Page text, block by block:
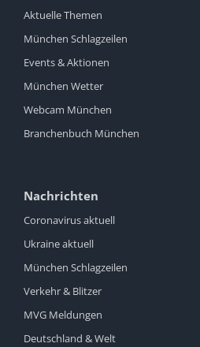
Aktuelle Themen
München Schlagzeilen
Events & Aktionen
München Wetter
Webcam München
Branchenbuch München
Nachrichten
Coronavirus aktuell
Ukraine aktuell
München Schlagzeilen
Verkehr & Blitzer
MVG Meldungen
Deutschland & Welt